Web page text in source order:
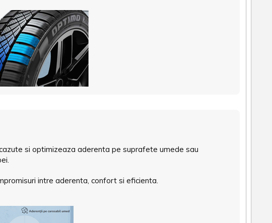
si optimizeaza aderenta pe suprafete umede sau
intre aderenta, confort si eficienta.